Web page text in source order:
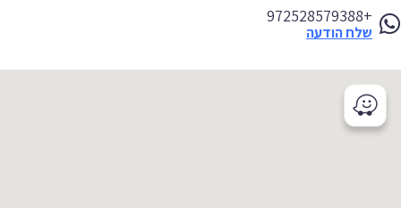
+972528579388
שלח הודעה